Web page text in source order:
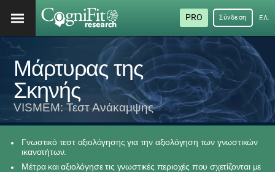
PRO Σύνδεση
Μάρτυρας της
Σκηνής
VISMEM: Τεστ Ανάκαμψης
Γνωστικό τεστ αξιολόγησης για την αξιολόγηση των γνωστικών
ικανοτήτων.
Μέτρα και αξιολόγησε τις γνωστικές περιοχές που σχετίζονται με